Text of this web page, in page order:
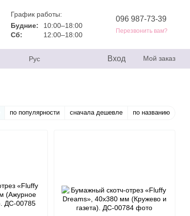
График работы:
Будние:
10:00–18:00
Сб:
12:00–18:00
096 987-73-39
Перезвонить вам?
Рус Вход Мой заказ
по популярности сначала дешевле по названию